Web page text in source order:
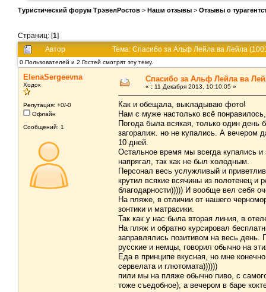
Туристический форум ТрэвелРостов > Наши отзывы > Отзывы о
Страниц: [1]
Автор
Тема: Спасибо за Альф Лейла ва Лейла
0 Пользователей и 2 Гостей смотрят эту тему.
ElenaSergeevna
Ходок
Репутация: +0/-0
Офлайн
Сообщений: 1
Спасибо за Альф Лейла ва
« : 11 Декабря 2013, 10:10:05 »
Как и обещала, выкладываю фото!
Нам с муже настолько всё
Погода была всякая, только один
загоралиж. но не купались. А вечером
10 дней.
Остальное время мы всегда купались и
напрягал, так как не был холодным.
Персонал весь услужливый и
крутил всякие всячины из полотенец и
благодарности))))) И вообще вел себя
На пляже, в отличии от нашего
зонтики и матрасики.
Так как у нас была вторая линия, в
На пляж и обратно курсировал
заправлялись позитивом на весь день.
русские и немцы, говорил обычно на
Еда в принципе вкусная, но мне
сервелата и глютомата))))))
пили мы на пляже обычно пиво, с
тоже съедобное), а вечером в баре